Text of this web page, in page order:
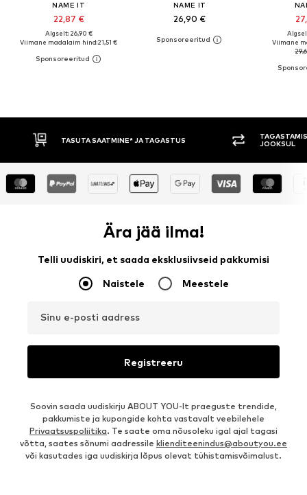
NAME IT
22,87 €
Algselt: 26,90 €
Viimane madalaim hind:21,51 €
NAME IT
26,90 €
Viimane
JOOKSUL
Ära jää ilma!
Telli uudiskiri, et saada eksklusiivseid pakkumisi
Naistele Meestele
Sinu e-posti aadress
Registreeru
Soovin saada uudiskirju ABOUT YOU-lt praeguste trendide,
pakkumiste ja kupongide kohta vastavalt veebilehele
Privaatsuspoliitika. Te saate oma nõusoleku igal ajal tagasi
võtta, saates sõnumi aadressile klienditeenindus@aboutyou.ee
või kasutades iga uudiskirja lõpus olevat tühistamisvõimalust.